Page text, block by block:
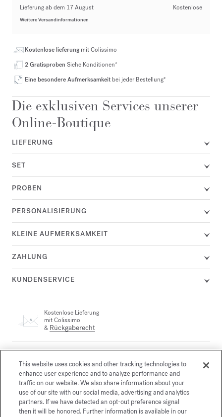
Lieferung ab dem 17 August Kostenlose
Weitere Versandinformationen
Kostenlose lieferungmit Colissimo
2 Gratisproben Siehe Konditionen*
Eine besondere Aufmerksamkeit bei jeder Bestellung*
Die exklusiven Services unserer
Online-Boutique
LIEFERUNG
SET
PROBEN
PERSONALISIERUNG
KLEINE AUFMERKSAMKEIT
ZAHLUNG
KUNDENSERVICE
Kostenlose Lieferung
mit Colissimo
& Rückgaberecht
(0)1 72 95 09 89 Montag von 9:00 bis 19:00 Uhr und Dienstag
bis Freitag von 10:00 bis 19:00 Uhr oder peremail
Gesicherte Zahlung
This website uses cookies and other tracking technologies to
enhance user experience and to analyze performance and
traffic on our website. We also share information about your
use of our site with our social media, advertising and analytics
partners. If we have detected an opt-out preference signal
then it will be honored. Further information is available in our